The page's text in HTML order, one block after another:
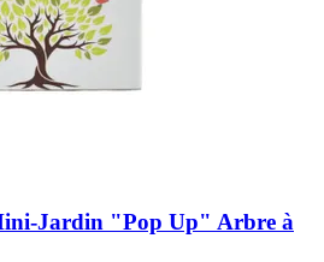
​Jardin "Pop Up" Arbre à